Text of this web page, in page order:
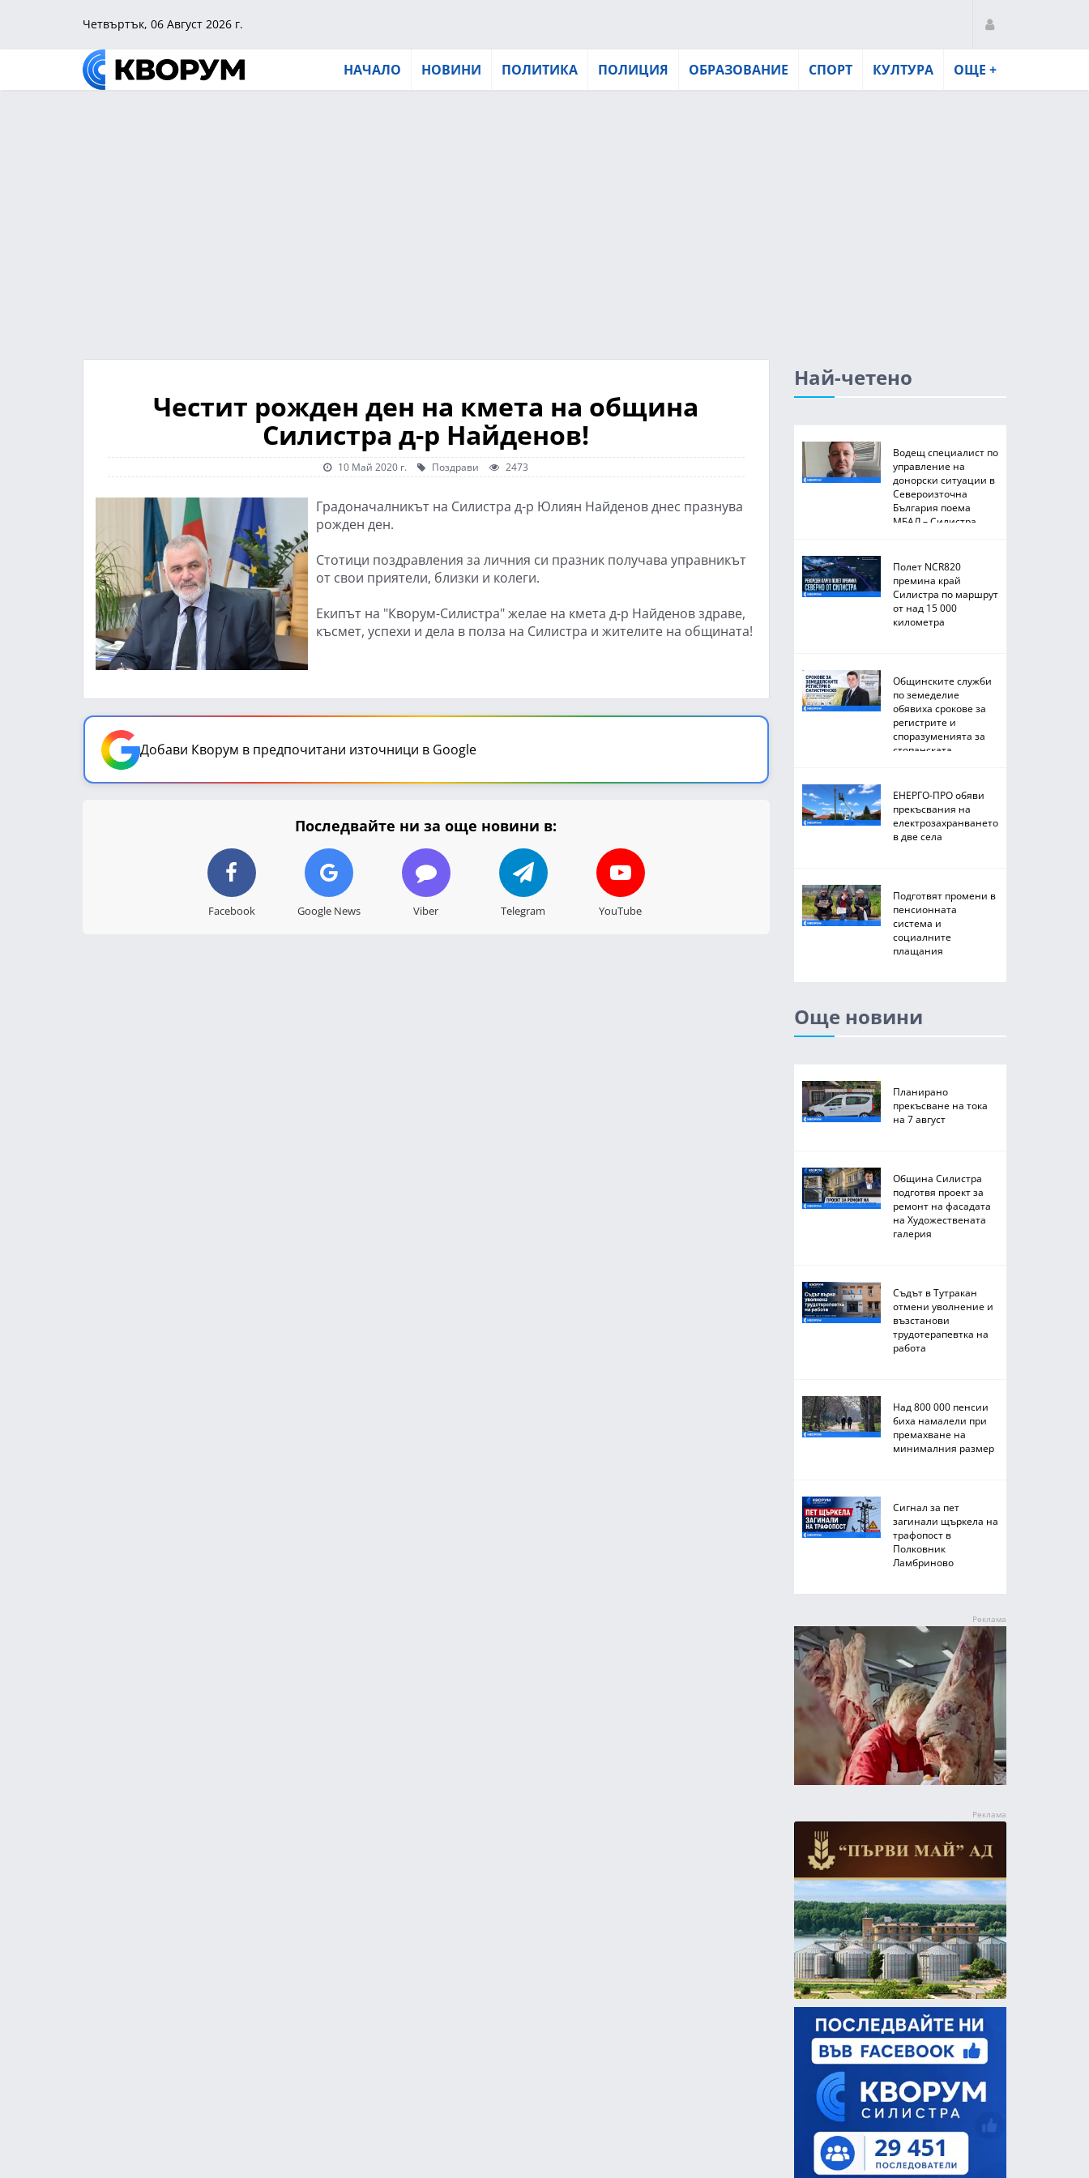
Четвъртък, 06 Август 2026 г.
НАЧАЛО НОВИНИ ПОЛИТИКА ПОЛИЦИЯ ОБРАЗОВАНИЕ СПОРТ КУЛТУРА ОЩЕ +
Честит рожден ден на кмета на община
Силистра д-р Найденов!
10 Май 2020 г. Поздрави 2473
Градоначалникът на Силистра д-р Юлиян Найденов днес празнува
рожден ден.
Стотици поздравления за личния си празник получава управникът
от свои приятели, близки и колеги.
Екипът на "Кворум-Силистра" желае на кмета д-р Найденов здраве,
късмет, успехи и дела в полза на Силистра и жителите на общината!
Добави Кворум в предпочитани източници в Google
Последвайте ни за още новини в:
Facebook Google News Viber Telegram YouTube
Най-четено
Водещ специалист по
управление на
донорски ситуации в
Североизточна
България поема
МБАЛ – Силистра
Полет NCR820
премина край
Силистра по маршрут
от над 15 000
километра
Общинските служби
по земеделие
обявиха срокове за
регистрите и
споразуменията за
стопанската
ЕНЕРГО-ПРО обяви
прекъсвания на
електрозахранването
в две села
Подготвят промени в
пенсионната
система и
социалните
плащания
Още новини
Планирано
прекъсване на тока
на 7 август
Община Силистра
подготвя проект за
ремонт на фасадата
на Художествената
галерия
Съдът в Тутракан
отмени уволнение и
възстанови
трудотерапевтка на
работа
Над 800 000 пенсии
биха намалели при
премахване на
минималния размер
Сигнал за пет
загинали щъркела на
трафопост в
Полковник
Ламбриново